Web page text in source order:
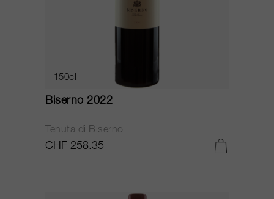
150cl
Biserno 2022
Tenuta di Biserno
CHF 258.35